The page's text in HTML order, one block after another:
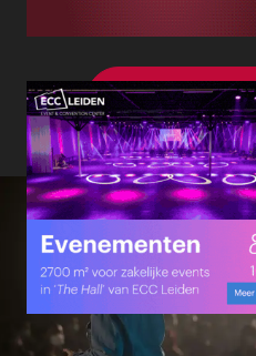
Bekijk meer